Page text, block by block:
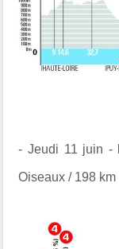
- Jeudi 11 juin -
Oiseaux / 198 km